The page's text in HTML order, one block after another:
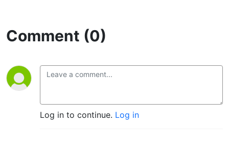
Comment (0)
Log in to continue. Log in